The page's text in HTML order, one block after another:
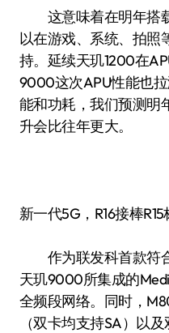
这意味着在明年搭
以在游戏、系统、拍照
持。延续天玑1200在
9000这次APU性能也
能和功耗，我们预测明
升会比往年更大。
新一代5G，R16接棒
作为联发科首款符合
天玑9000所集成的
全频段网络。同时，
（双卡均支持SA）以